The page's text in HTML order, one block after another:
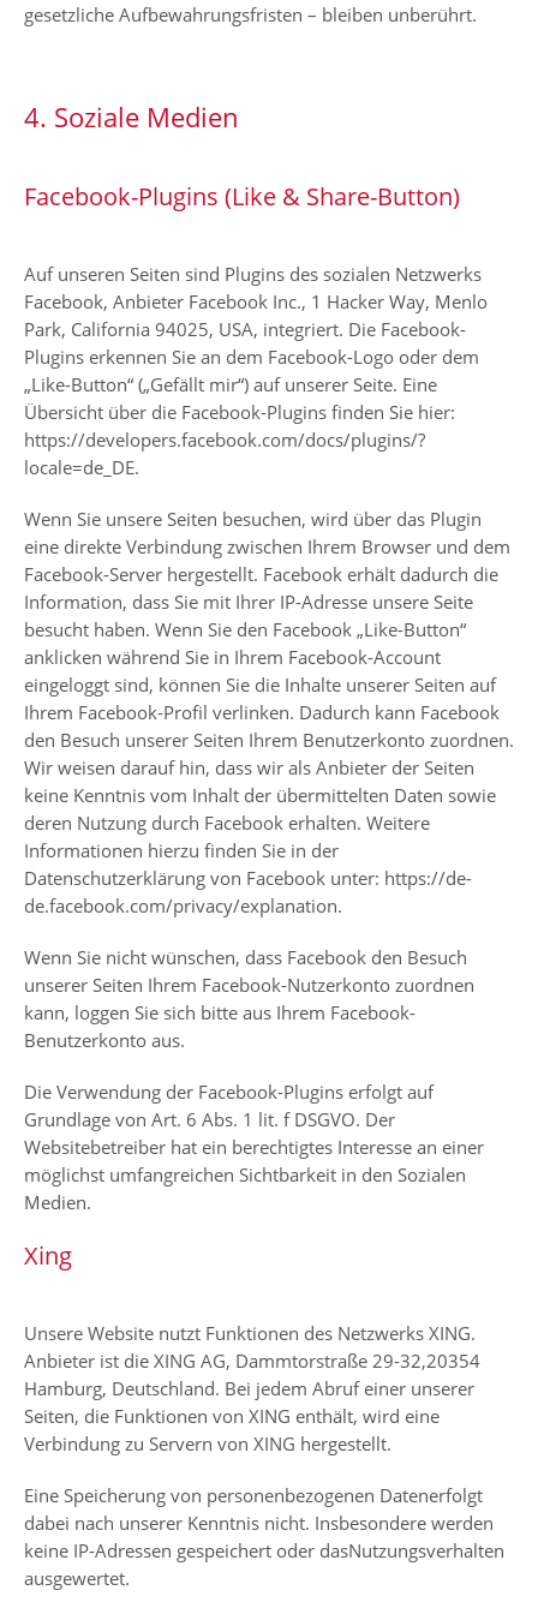
gesetzliche Aufbewahrungsfristen – bleiben unberührt.
4. Soziale Medien
Facebook-Plugins (Like & Share-Button)
Auf unseren Seiten sind Plugins des sozialen Netzwerks
Facebook, Anbieter Facebook Inc., 1 Hacker Way, Menlo
Park, California 94025, USA, integriert. Die Facebook-
Plugins erkennen Sie an dem Facebook-Logo oder dem
„Like-Button“ („Gefällt mir“) auf unserer Seite. Eine
Übersicht über die Facebook-Plugins finden Sie hier:
https://developers.facebook.com/docs/plugins/?
locale=de_DE.
Wenn Sie unsere Seiten besuchen, wird über das Plugin
eine direkte Verbindung zwischen Ihrem Browser und dem
Facebook-Server hergestellt. Facebook erhält dadurch die
Information, dass Sie mit Ihrer IP-Adresse unsere Seite
besucht haben. Wenn Sie den Facebook „Like-Button“
anklicken während Sie in Ihrem Facebook-Account
eingeloggt sind, können Sie die Inhalte unserer Seiten auf
Ihrem Facebook-Profil verlinken. Dadurch kann Facebook
den Besuch unserer Seiten Ihrem Benutzerkonto zuordnen.
Wir weisen darauf hin, dass wir als Anbieter der Seiten
keine Kenntnis vom Inhalt der übermittelten Daten sowie
deren Nutzung durch Facebook erhalten. Weitere
Informationen hierzu finden Sie in der
Datenschutzerklärung von Facebook unter: https://de-
de.facebook.com/privacy/explanation.
Wenn Sie nicht wünschen, dass Facebook den Besuch
unserer Seiten Ihrem Facebook-Nutzerkonto zuordnen
kann, loggen Sie sich bitte aus Ihrem Facebook-
Benutzerkonto aus.
Die Verwendung der Facebook-Plugins erfolgt auf
Grundlage von Art. 6 Abs. 1 lit. f DSGVO. Der
Websitebetreiber hat ein berechtigtes Interesse an einer
möglichst umfangreichen Sichtbarkeit in den Sozialen
Medien.
Xing
Unsere Website nutzt Funktionen des Netzwerks XING.
Anbieter ist die XING AG, Dammtorstraße 29-32,20354
Hamburg, Deutschland. Bei jedem Abruf einer unserer
Seiten, die Funktionen von XING enthält, wird eine
Verbindung zu Servern von XING hergestellt.
Eine Speicherung von personenbezogenen Datenerfolgt
dabei nach unserer Kenntnis nicht. Insbesondere werden
keine IP-Adressen gespeichert oder dasNutzungsverhalten
ausgewertet.